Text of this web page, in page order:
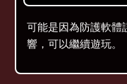
可能是因為防護軟體
響，可以繼續遊玩。